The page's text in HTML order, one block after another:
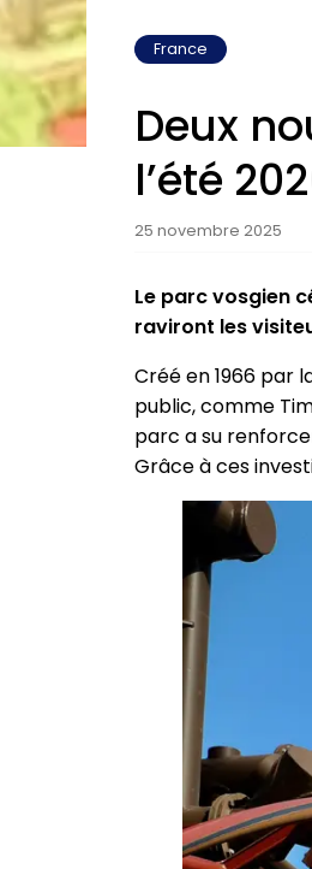
France
Deux
l’été
25 novembre 2025
Le parc vosgien
raviront les
Créé en 1966 par
public, comme
parc a su
Grâce à ces